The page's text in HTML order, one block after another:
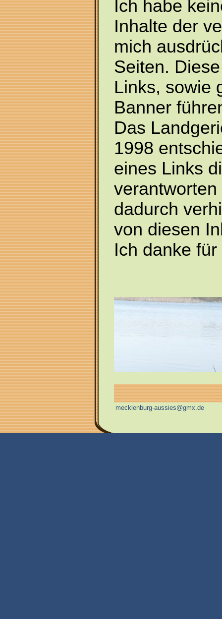
Ich habe
Inhalte der
mich
Seiten.
Links, sowie
Banner
Das
1998
eines Links
dadurch
von diesen
Ich danke
mecklenburg-aussies@gmx.de